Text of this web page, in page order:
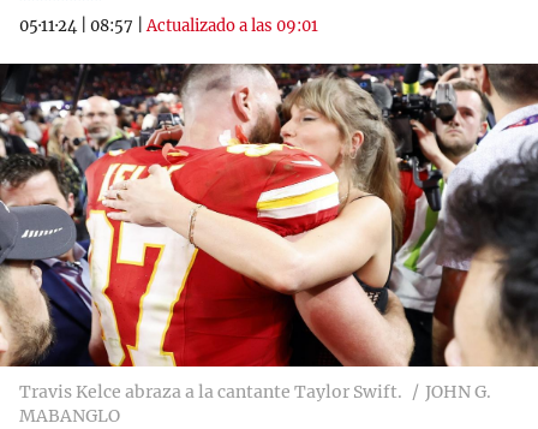
05·11·24
08:57 |Actualizado a las 09:01
Travis Kelce abraza a la cantante Taylor Swift.
JOHN G.
MABANGLO